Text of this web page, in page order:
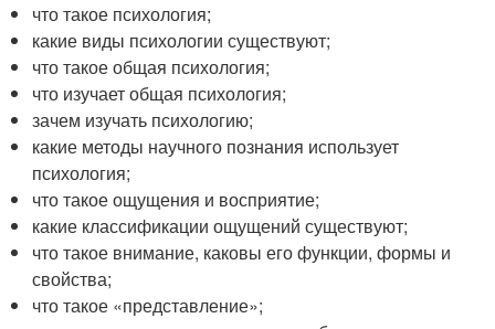
что такое психология;
какие виды психологии существуют;
что такое общая психология;
что изучает общая психология;
зачем изучать психологию;
какие методы научного познания использует
психология;
что такое ощущения и восприятие;
какие классификации ощущений существуют;
что такое внимание, каковы его функции, формы и
свойства;
что такое «представление»;